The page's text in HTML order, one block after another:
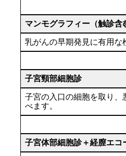
マンモグラフィー（触診含
乳がんの早期発見に有用な
子宮頸部細胞診
子宮の入口の細胞を取り、
べます。
子宮体部細胞診＋経膣エコ